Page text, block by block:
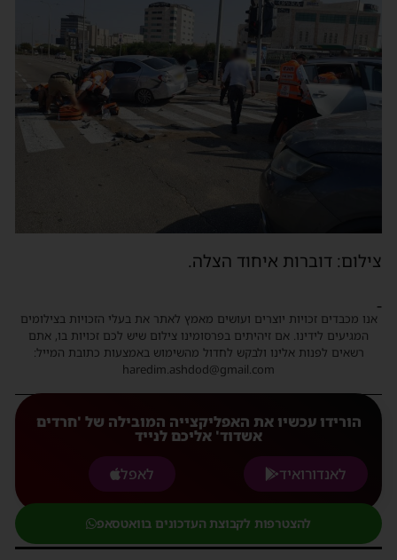
צילום: דוברות איחוד הצלה.
-
אנו מכבדים זכויות יוצרים ועושים מאמץ לאתר את בעלי הזכויות בצילומים
המגיעים לידינו. אם זיהיתים בפרסומינו צילום שיש לכם זכויות בו, אתם
רשאים לפנות אלינו ולבקש לחדול מהשימוש באמצעות כתובת המייל:
haredim.ashdod@gmail.com
הורידו עכשיו את האפליקצייה המובילה של 'חרדים
אשדוד' אליכם לנייד
לאנדורואיד
לאפל
להצטרפות לקבוצת העדכונים בוואטסאפ